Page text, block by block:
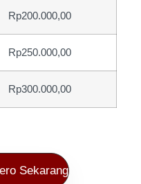
Rp200.000,00
Rp250.000,00
Rp300.000,00
Sekarang